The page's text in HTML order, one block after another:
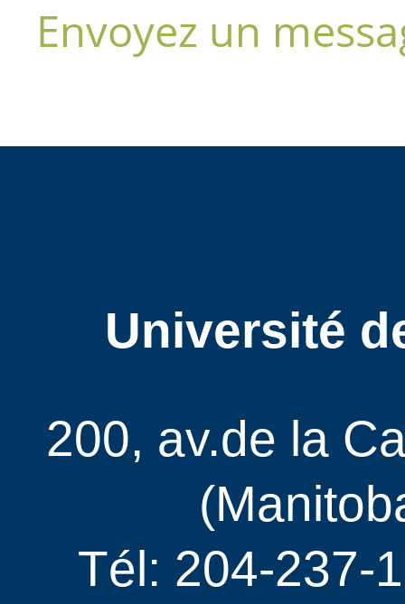
Envoyez un
Université
200, av.de la
Tél: 204-237-